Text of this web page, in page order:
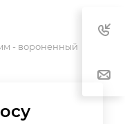
- вороненный
осу